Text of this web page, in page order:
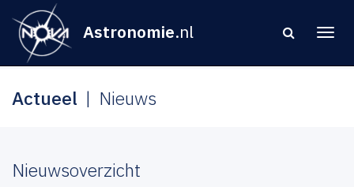
Astronomie.nl
Actueel Nieuws
Nieuwsoverzicht